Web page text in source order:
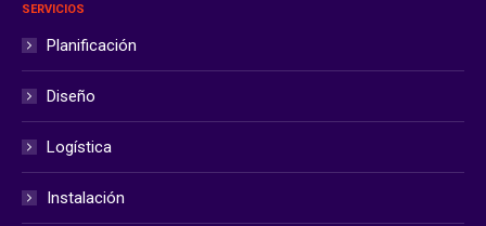
SERVICIOS
Planificación
Diseño
Logística
Instalación